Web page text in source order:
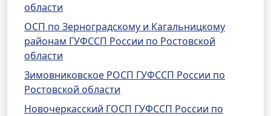
области
ОСП по Зерноградскому и Кагальницкому
районам ГУФССП России по Ростовской
области
Зимовниковское РОСП ГУФССП России по
Ростовской области
Новочеркасский ГОСП ГУФССП России по